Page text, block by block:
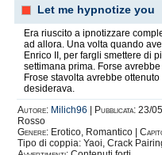
Let me hypnotize you
Era riuscito a ipnotizzare
ad allora. Una volta quando
Enrico II, per fargli smettere di
settimana prima. Forse
Frose stavolta avrebbe
desiderava.
Autore: Milich96 Pubblicata: 23/
Rosso
Genere: Erotico, Romantico |
Tipo di coppia: Yaoi, Crack